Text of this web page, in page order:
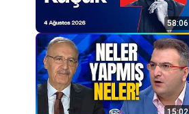
58:06
15:02